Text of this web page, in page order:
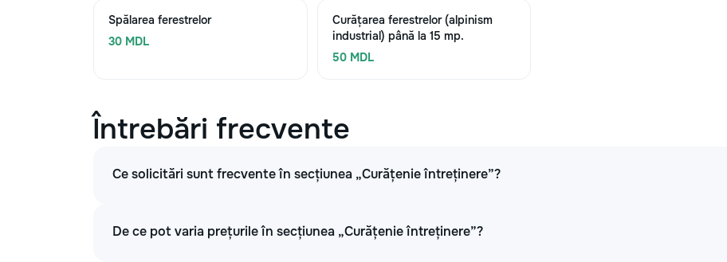
Spălarea ferestrelor
30 MDL
Curățarea ferestrelor (alpinism
industrial) până la 15 mp.
50 MDL
Întrebări frecvente
Ce solicitări sunt frecvente în secțiunea „Curățenie întreținere”?
De ce pot varia prețurile în secțiunea „Curățenie întreținere”?